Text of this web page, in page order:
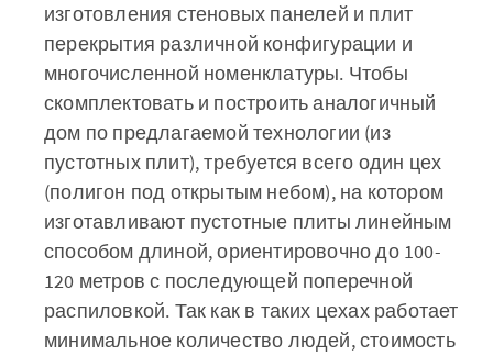
изготовления стеновых панелей и плит
перекрытия различной конфигурации и
многочисленной номенклатуры. Чтобы
скомплектовать и построить аналогичный
дом по предлагаемой технологии (из
пустотных плит), требуется всего один цех
(полигон под открытым небом), на котором
изготавливают пустотные плиты линейным
способом длиной, ориентировочно до 100-
120 метров с последующей поперечной
распиловкой. Так как в таких цехах работает
минимальное количество людей, стоимость